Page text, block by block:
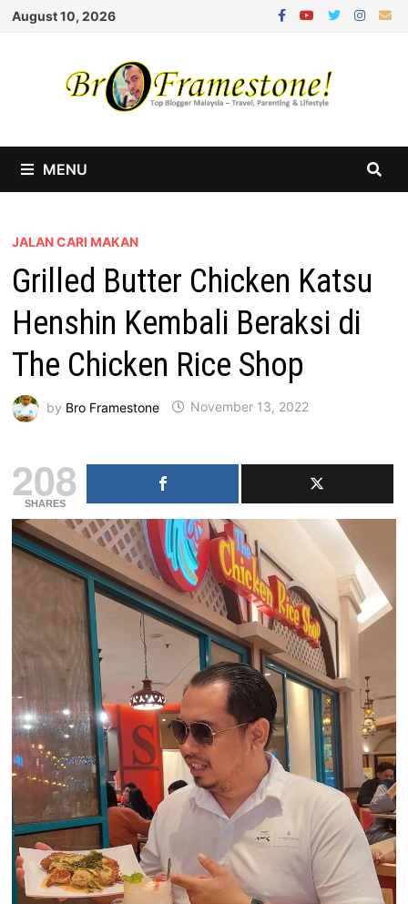
Skip
August 10, 2026
MENU
JALAN CARI MAKAN
Grilled Butter Chicken Katsu
Henshin Kembali Beraksi di
The Chicken Rice Shop
by Bro Framestone November 13, 2022
208
SHARES